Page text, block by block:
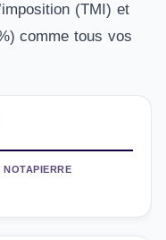
(TMI) et
comme tous vos
NOTAPIERRE